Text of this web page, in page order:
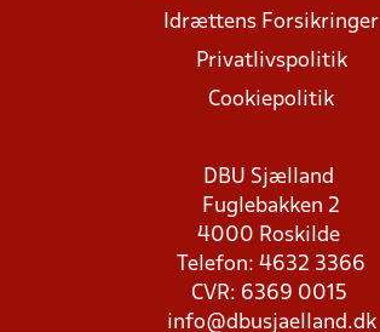
Idrættens Forsikringer
Privatlivspolitik
Cookiepolitik
DBU Sjælland
Fuglebakken 2
4000 Roskilde
Telefon: 4632 3366
CVR: 6369 0015
info@dbusjaelland.dk